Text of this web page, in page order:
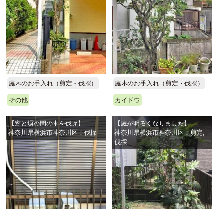
庭木のお手入れ（剪定・伐採）
その他
庭木のお手入れ（剪定・伐採）
カイドウ
【窓と塀の間の木を伐採】
神奈川県横浜市神奈川区：伐採
【庭が明るくなりました】
神奈川県横浜市神奈川区：剪定,
伐採